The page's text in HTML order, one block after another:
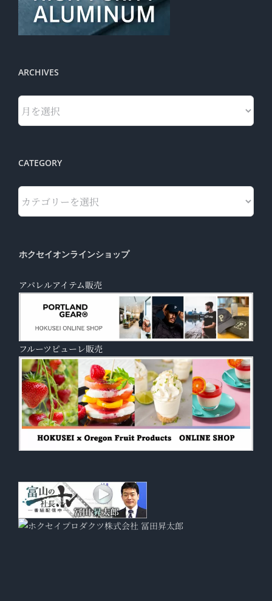
ARCHIVES
Archives
CATEGORY
Category
ホクセイオンラインショップ
アパレルアイテム販売
フルーツピューレ販売